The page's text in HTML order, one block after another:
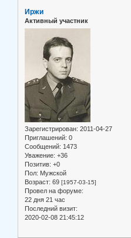
Иржи
Активный участник
Зарегистрирован: 2011-04-27
Приглашений: 0
Сообщений: 1473
Уважение: +36
Позитив: +0
Пол: Мужской
Возраст: 69 [1957-03-15]
Провел на форуме:
22 дня 21 час
Последний визит:
2020-02-08 21:45:12